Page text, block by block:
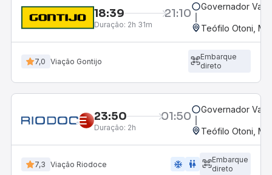
18:39 21:10
Duração: 2h 31m
Governador
Teófilo Otoni, MG
7,0 Viação Gontijo
Embarque
direto
23:50 01:50
Duração: 2h
Governador
Teófilo Otoni, MG
7,3 Viação Riodoce ac_unit wc
Embarque
direto